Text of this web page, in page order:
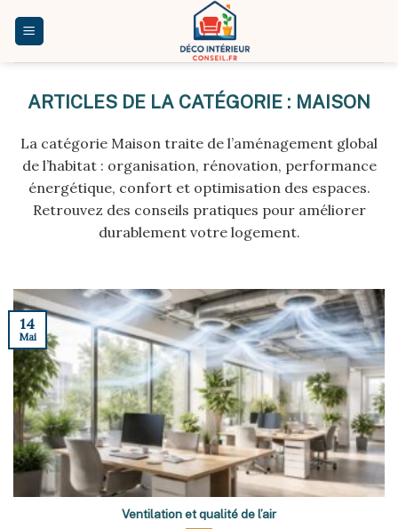
MAISON
La catégorie Maison traite de l’aménagement global
de l’habitat : organisation, rénovation, performance
énergétique, confort et optimisation des espaces.
Retrouvez des conseils pratiques pour améliorer
durablement votre logement.
Ventilation et qualité de l’air
14
Mai